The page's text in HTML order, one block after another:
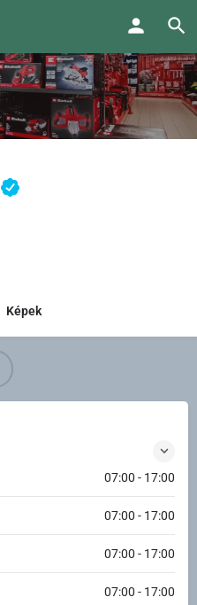
Képek
07:00 - 17:00
07:00 - 17:00
07:00 - 17:00
07:00 - 17:00